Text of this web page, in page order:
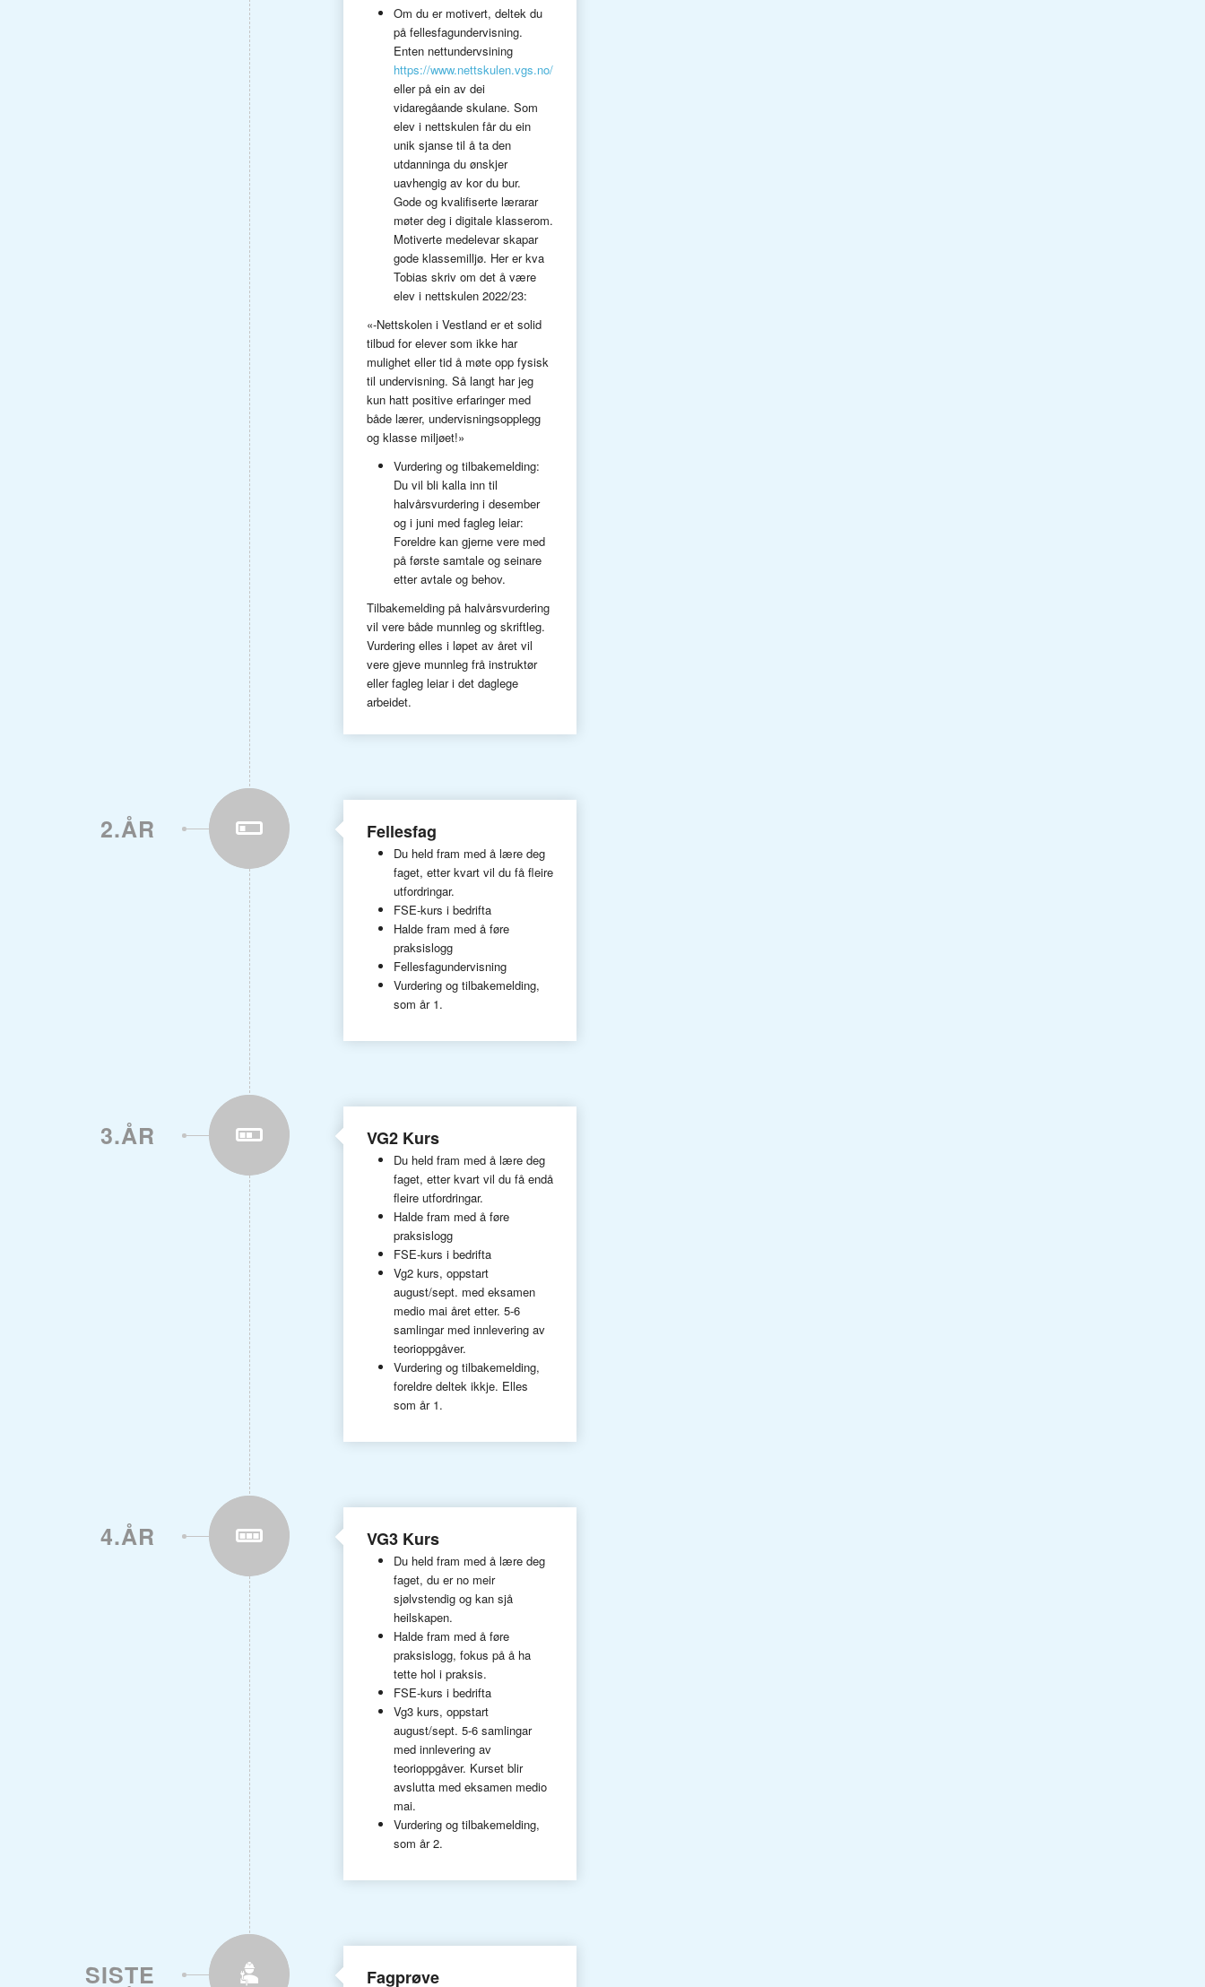
Om du er motivert, deltek du
på fellesfagundervisning.
Enten nettundervsining
https://www.nettskulen.vgs.no/
eller på ein av dei
vidaregåande skulane. Som
elev i nettskulen får du ein
unik sjanse til å ta den
utdanninga du ønskjer
uavhengig av kor du bur.
Gode og kvalifiserte lærarar
møter deg i digitale klasserom.
Motiverte medelevar skapar
gode klassemilljø. Her er kva
Tobias skriv om det å være
elev i nettskulen 2022/23:
«-Nettskolen i Vestland er et solid
tilbud for elever som ikke har
mulighet eller tid å møte opp fysisk
til undervisning. Så langt har jeg
kun hatt positive erfaringer med
både lærer, undervisningsopplegg
og klasse miljøet!»
Vurdering og tilbakemelding:
Du vil bli kalla inn til
halvårsvurdering i desember
og i juni med fagleg leiar:
Foreldre kan gjerne vere med
på første samtale og seinare
etter avtale og behov.
Tilbakemelding på halvårsvurdering
vil vere både munnleg og skriftleg.
Vurdering elles i løpet av året vil
vere gjeve munnleg frå instruktør
eller fagleg leiar i det daglege
arbeidet.
2.ÅR Fellesfag
Du held fram med å lære deg
faget, etter kvart vil du få fleire
utfordringar.
FSE-kurs i bedrifta
Halde fram med å føre
praksislogg
Fellesfagundervisning
Vurdering og tilbakemelding,
som år 1.
3.ÅR VG2 Kurs
Du held fram med å lære deg
faget, etter kvart vil du få endå
fleire utfordringar.
Halde fram med å føre
praksislogg
FSE-kurs i bedrifta
Vg2 kurs, oppstart
august/sept. med eksamen
medio mai året etter. 5-6
samlingar med innlevering av
teorioppgåver.
Vurdering og tilbakemelding,
foreldre deltek ikkje. Elles
som år 1.
4.ÅR VG3 Kurs
Du held fram med å lære deg
faget, du er no meir
sjølvstendig og kan sjå
heilskapen.
Halde fram med å føre
praksislogg, fokus på å ha
tette hol i praksis.
FSE-kurs i bedrifta
Vg3 kurs, oppstart
august/sept. 5-6 samlingar
med innlevering av
teorioppgåver. Kurset blir
avslutta med eksamen medio
mai.
Vurdering og tilbakemelding,
som år 2.
SISTE Fagprøve